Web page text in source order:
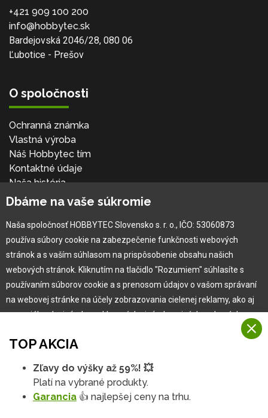
+421 909 100 200
info@hobbytec.sk
Bardejovská 2046/28, 080 06
Ľubotice - Prešov
O spoločnosti
Ochranná známka
Vlastná výroba
Náš Hobbytec tím
Kontaktné údaje
Naša história
Kariéra
Pre zákazníka
Garancia najlepšej ceny
Užívateľský manuál
Obchodné podmienky
Zákazník & partner
Novinky
TOP AKCIA
Zľavy do výšky až 59%! 💥
Platí na vybrané produkty.
Garancia 👍 najlepšej ceny na trhu.
Dbáme na vaše súkromie
Naša spoločnosť HOBBYTEC Slovensko s. r. o., IČO: 53060873
používa súbory cookie na zabezpečenie funkčnosti webových
stránok a s vaším súhlasom na prispôsobenie obsahu našich
webových stránok. Kliknutím na tlačidlo "Rozumiem" súhlasíte s
používaním súborov cookie a s prenosom údajov o vašom správaní
na webovej stránke na účely zobrazovania cielenej reklamy, ako aj
na sociálnych sieťach a reklamných sieťach na iných webových
Viac informácií
Na našich webových stránkach používame niekoľko kategórií
Rozumiem